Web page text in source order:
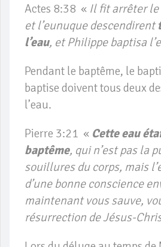
Actes 8:38 « Il fit arrêter le
et l’eunuque descendirent
l’eau, et Philippe baptisa
Pendant le baptême, le
baptise doivent tous deux
l’eau.
Pierre 3:21 « Cette eau
baptême, qui n’est pas la
souillures du corps, mais
d’une bonne conscience
maintenant vous sauve,
résurrection de Jésus-